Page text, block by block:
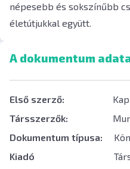
népesebb és sokszínűbb
életútjukkal együtt.
A dokumentum
Első szerző:
Társszerzők:
Dokumentum típusa:
Kiadó